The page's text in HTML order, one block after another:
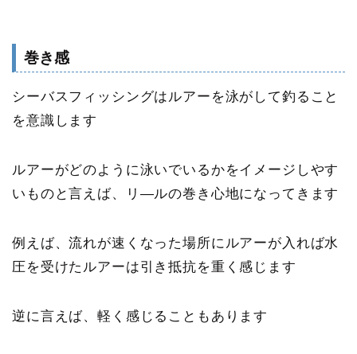
巻き感
シーバスフィッシングはルアーを泳がして釣ること
を意識します
ルアーがどのように泳いでいるかをイメージしやす
いものと言えば、リ―ルの巻き心地になってきます
例えば、流れが速くなった場所にルアーが入れば水
圧を受けたルアーは引き抵抗を重く感じます
逆に言えば、軽く感じることもあります